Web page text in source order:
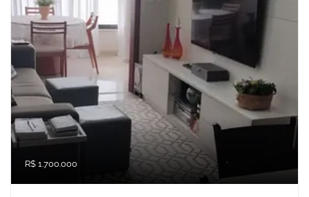
R$ 1.700.000